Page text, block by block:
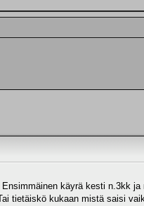
käyrä kesti n.3kk ja
tietäiskö kukaan mistä saisi